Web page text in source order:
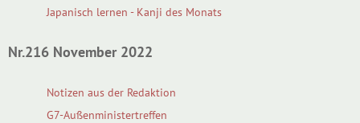
Japanisch lernen - Kanji des Monats
Nr.216 November 2022
Notizen aus der Redaktion
G7-Außenministertreffen